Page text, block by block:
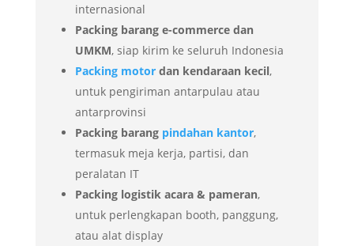
internasional
Packing barang e-commerce dan
UMKM, siap kirim ke seluruh Indonesia
Packing motordan kendaraan kecil,
untuk pengiriman antarpulau atau
antarprovinsi
Packing barang pindahan kantor,
termasuk meja kerja, partisi, dan
peralatan IT
Packing logistik acara & pameran,
untuk perlengkapan booth, panggung,
atau alat display